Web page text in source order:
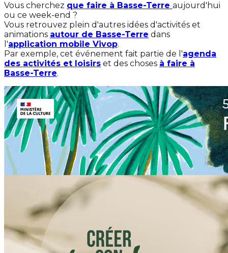
Vous cherchez que faire à Basse-Terre aujourd'hui
ou ce week-end ?
Vous retrouvez plein d'autres idées d'activités et
animations autour de Basse-Terre dans
l'application mobile Vivop.
Par exemple, cet événement fait partie de l'agenda
des activités et loisirs et des choses à faire à
Basse-Terre.